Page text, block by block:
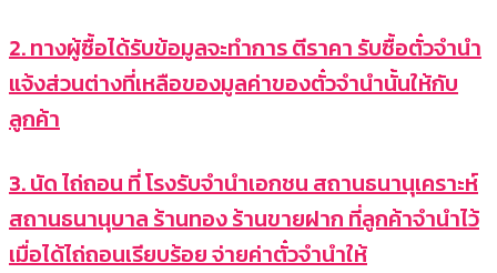
2. ทางผู้ซื้อได้รับข้อมูลจะทำการ ตีราคา รับซื้อตั๋วจำนำ
แจ้งส่วนต่างที่เหลือของมูลค่าของตั๋วจำนำนั้นให้กับ
ลูกค้า
3. นัด ไถ่ถอน ที่ โรงรับจำนำเอกชน สถานธนานุเคราะห์
สถานธนานุบาล ร้านทอง ร้านขายฝาก ที่ลูกค้าจำนำไว้
เมื่อได้ไถ่ถอนเรียบร้อย จ่ายค่าตั๋วจำนำให้